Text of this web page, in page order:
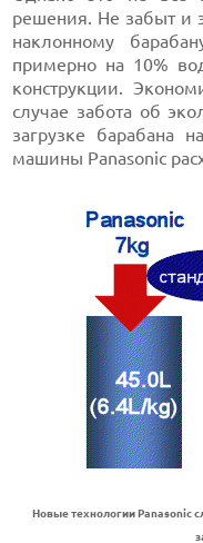
решения. Не забыт и
наклонному
примерно на 10%
конструкции.
случае забота об
загрузке барабана
машины Panasonic
Новые технологии Panasonic